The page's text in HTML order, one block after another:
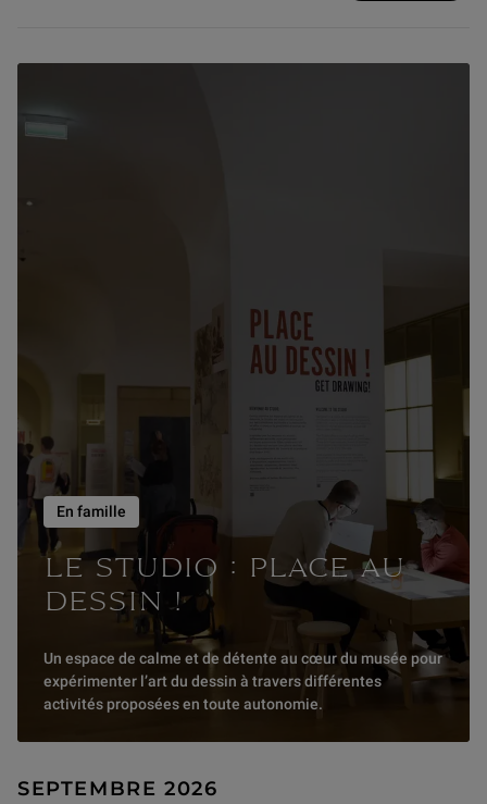
LE STUDIO : PLACE AU
DESSIN !
En famille
Un espace de calme et de détente au cœur du musée pour
expérimenter l’art du dessin à travers différentes
activités proposées en toute autonomie.
SEPTEMBRE 2026